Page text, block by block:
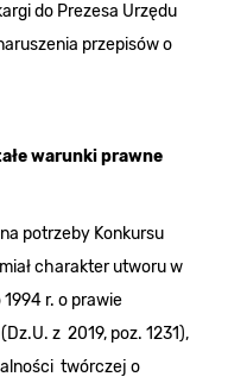
do Prezesa Urzędu
przepisów o
warunki prawne
potrzeby Konkursu
charakter utworu w
r. o prawie
z 2019, poz. 1231),
twórczej o